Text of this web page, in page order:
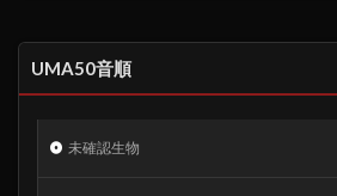
UMA50音順
未確認生物